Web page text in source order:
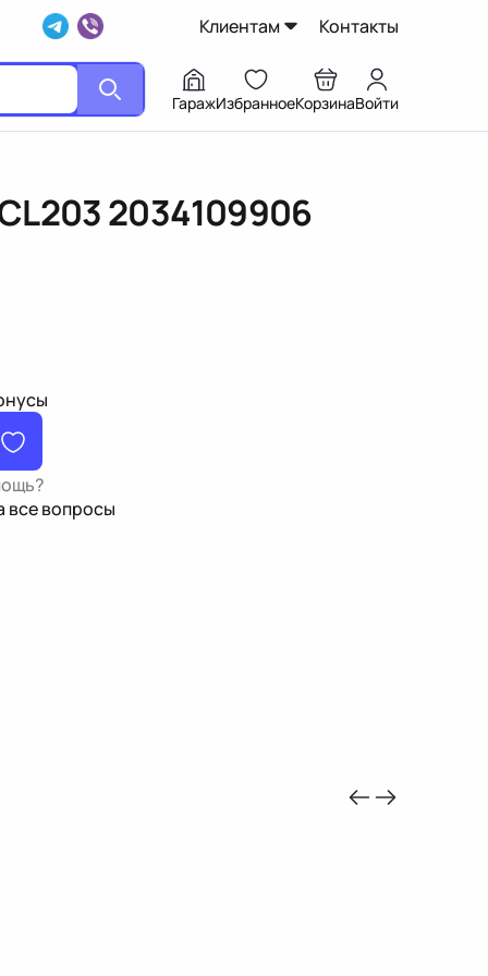
Клиентам Контакты
ГаражИзбранноеКорзинаВойти
2034109906
все вопросы